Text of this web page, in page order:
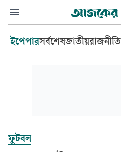
ইপেপারসর্বশেষজাতীয়রাজনীতি
ফুটবল